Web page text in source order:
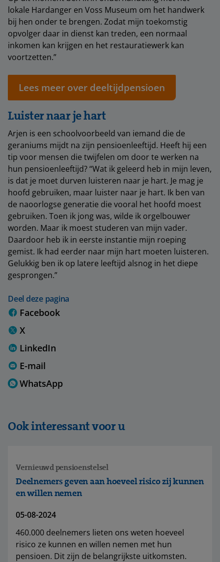
lokale Hardanger en Voss Museum om het handwerk
bij hen onder te brengen. Zodat mijn toekomstig
opvolger daar in dienst kan treden, een normaal
inkomen kan krijgen en het restauratiewerk kan
voortzetten.”
Lees meer over deeltijdpensioen
Luister naar je hart
Arjen is een schoolvoorbeeld van iemand die de
geraniums mijdt na zijn pensioenleeftijd. Heeft hij een
tip voor mensen die twijfelen om door te werken na
hun pensioenleeftijd? “Wat ik geleerd heb in mijn leven,
is dat je moet durven luisteren naar je hart. Je mag je
hoofd gebruiken, maar luister naar je hart. Ik ben van
de naoorlogse generatie die vooral het hoofd moest
gebruiken. Toen ik jong was, wilde ik orgelbouwer
worden. Maar ik moest studeren van mijn vader.
Daardoor heb ik in eerste instantie mijn roeping
gemist. Ik had eerder naar mijn hart moeten luisteren.
Gelukkig ben ik op latere leeftijd alsnog in het diepe
gesprongen.”
Deel deze pagina
Facebook
X
LinkedIn
E-mail
WhatsApp
Ook interessant voor u
Deelnemers geven aan hoeveel risico zij kunnen
en willen nemen
Vernieuwd pensioenstelsel
05-08-2024
460.000 deelnemers lieten ons weten hoeveel
risico ze kunnen en willen nemen met hun
pensioen. Dit zijn de belangrijkste uitkomsten.